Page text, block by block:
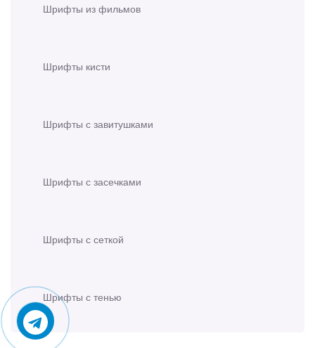
Шрифты из фильмов
Шрифты кисти
Шрифты с завитушками
Шрифты с засечками
Шрифты с сеткой
Шрифты с тенью